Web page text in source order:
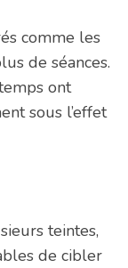
comme les
de séances.
ont
sous l’effet
teintes,
de cibler